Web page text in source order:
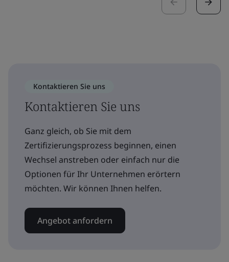
Kontaktieren Sie uns
Kontaktieren Sie uns
Ganz gleich, ob Sie mit dem
Zertifizierungsprozess beginnen, einen
Wechsel anstreben oder einfach nur die
Optionen für Ihr Unternehmen erörtern
möchten. Wir können Ihnen helfen.
Angebot anfordern